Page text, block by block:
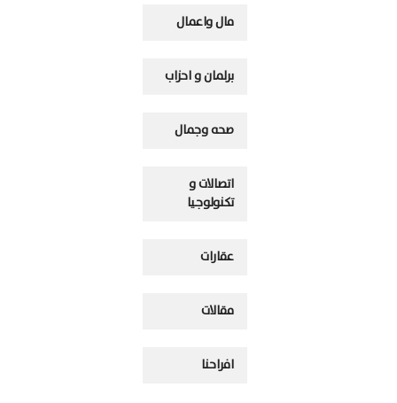
مال واعمال
برلمان و احزاب
صحه وجمال
اتصالات و
تكنولوجيا
عقارات
مقالات
افراحنا